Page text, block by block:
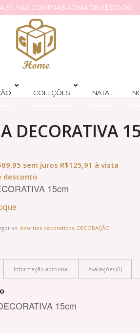
SC NAS COMPRAS ACIMA DE R$500,00
COLEÇÕES NATAL
DECORATIVA
69,95 sem juros R$125,91 à vista
desconto
15cm
Adornos decorativos, DECORAÇÃO
Informação adicional Avaliações (0)
15cm